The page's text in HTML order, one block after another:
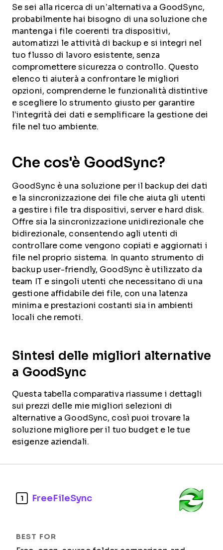
Se sei alla ricerca di un’alternativa a GoodSync,
probabilmente hai bisogno di una soluzione che
mantenga i file coerenti tra dispositivi,
automatizzi le attività di backup e si integri nel
tuo flusso di lavoro esistente, senza
compromettere sicurezza o controllo. Questo
elenco ti aiuterà a confrontare le migliori
opzioni, comprenderne le funzionalità distintive
e scegliere lo strumento giusto per garantire
l’integrità dei dati e semplificare la gestione dei
file nel tuo ambiente.
Che cos'è GoodSync?
GoodSync è una soluzione per il backup dei dati
e la sincronizzazione dei file che aiuta gli utenti
a gestire i file tra dispositivi, server e hard disk.
Offre sia la sincronizzazione unidirezionale che
bidirezionale, consentendo agli utenti di
controllare come vengono copiati e aggiornati i
file nel proprio sistema. In quanto strumento di
backup user-friendly, GoodSync è utilizzato da
team IT e singoli utenti che necessitano di una
gestione affidabile dei file, con una latenza
minima e prestazioni costanti sia in ambienti
locali che remoti.
Sintesi delle migliori alternative
a GoodSync
Questa tabella comparativa riassume i dettagli
sui prezzi delle mie migliori selezioni di
alternative a GoodSync, così puoi trovare la
soluzione migliore per il tuo budget e le tue
esigenze aziendali.
1 FreeFileSync